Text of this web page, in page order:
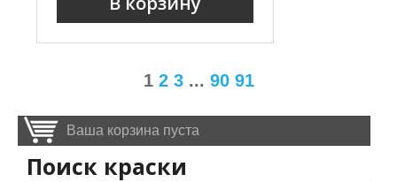
1 2 3... 90 91
Ваша корзина пуста
Поиск краски